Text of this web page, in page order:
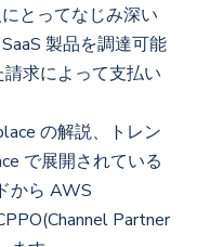
とってなじみ深い
製品を調達可能
求によって支払い
の解説、トレン
で展開されている
から AWS
Partner